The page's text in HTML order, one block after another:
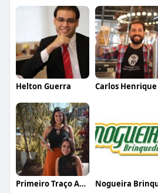
Helton Guerra
Primeiro Traço Arquitetura